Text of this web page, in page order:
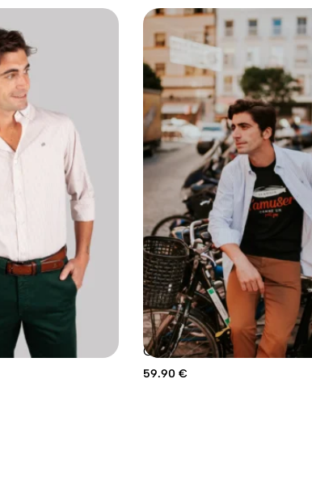
CAMISA SPORT RAYAS
59.90 €